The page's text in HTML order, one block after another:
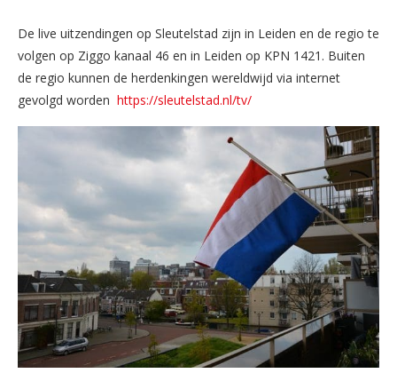
De live uitzendingen op Sleutelstad zijn in Leiden en de regio te
volgen op Ziggo kanaal 46 en in Leiden op KPN 1421. Buiten
de regio kunnen de herdenkingen wereldwijd via internet
gevolgd worden https://sleutelstad.nl/tv/